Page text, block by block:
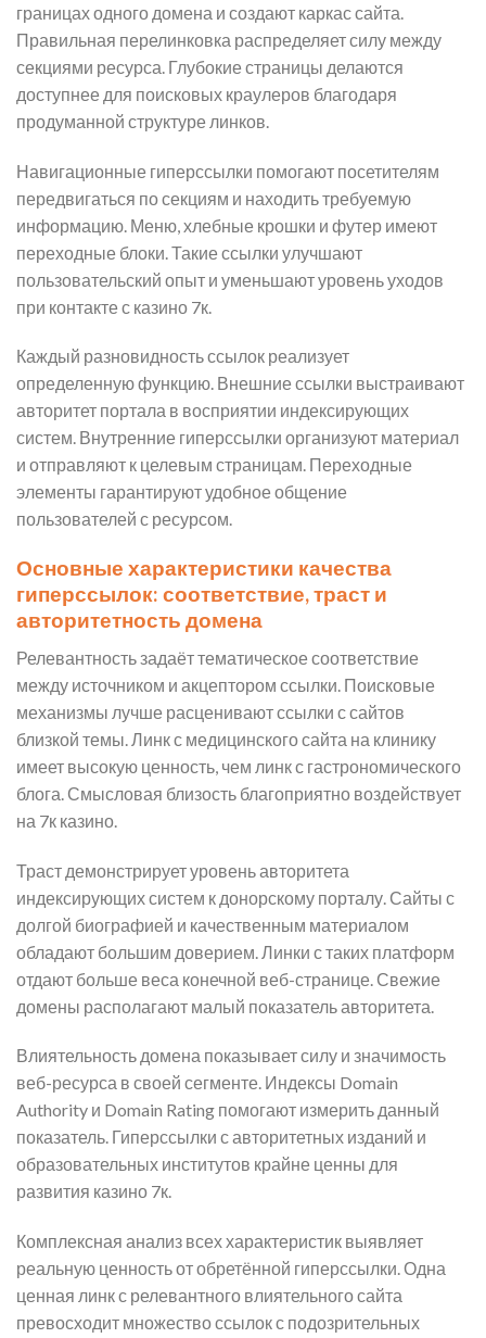
границах одного домена и создают каркас сайта.
Правильная перелинковка распределяет силу между
секциями ресурса. Глубокие страницы делаются
доступнее для поисковых краулеров благодаря
продуманной структуре линков.
Навигационные гиперссылки помогают посетителям
передвигаться по секциям и находить требуемую
информацию. Меню, хлебные крошки и футер имеют
переходные блоки. Такие ссылки улучшают
пользовательский опыт и уменьшают уровень уходов
при контакте с казино 7к.
Каждый разновидность ссылок реализует
определенную функцию. Внешние ссылки выстраивают
авторитет портала в восприятии индексирующих
систем. Внутренние гиперссылки организуют материал
и отправляют к целевым страницам. Переходные
элементы гарантируют удобное общение
пользователей с ресурсом.
Основные характеристики качества
гиперссылок: соответствие, траст и
авторитетность домена
Релевантность задаёт тематическое соответствие
между источником и акцептором ссылки. Поисковые
механизмы лучше расценивают ссылки с сайтов
близкой темы. Линк с медицинского сайта на клинику
имеет высокую ценность, чем линк с гастрономического
блога. Смысловая близость благоприятно воздействует
на 7к казино.
Траст демонстрирует уровень авторитета
индексирующих систем к донорскому порталу. Сайты с
долгой биографией и качественным материалом
обладают большим доверием. Линки с таких платформ
отдают больше веса конечной веб-странице. Свежие
домены располагают малый показатель авторитета.
Влиятельность домена показывает силу и значимость
веб-ресурса в своей сегменте. Индексы Domain
Authority и Domain Rating помогают измерить данный
показатель. Гиперссылки с авторитетных изданий и
образовательных институтов крайне ценны для
развития казино 7к.
Комплексная анализ всех характеристик выявляет
реальную ценность от обретённой гиперссылки. Одна
ценная линк с релевантного влиятельного сайта
превосходит множество ссылок с подозрительных